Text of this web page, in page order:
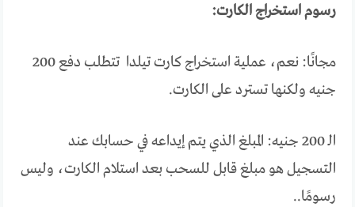
رسوم استخراج الكارت:
مجانًا: نعم، عملية استخراج كارت تيلدا تتطلب دفع 200
جنيه ولكنها تسترد على الكارت.
الـ 200 جنيه: المبلغ الذي يتم إيداعه في حسابك عند
التسجيل هو مبلغ قابل للسحب بعد استلام الكارت، وليس
رسومًا..